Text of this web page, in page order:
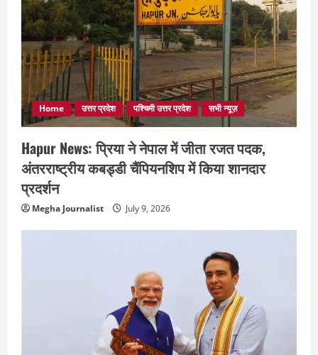
Home उत्तर प्रदेश पश्चिमी उत्तर प्रदेश सभी न्यूज़
Hapur News: प्रिया ने नेपाल में जीता रजत पदक,
अंतरराष्ट्रीय कबड्डी चैंपियनशिप में किया शानदार
प्रदर्शन
Megha Journalist July 9, 2026